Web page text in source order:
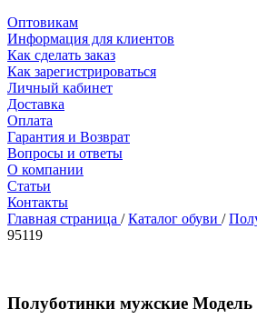
Оптовикам
Информация для клиентов
Как сделать заказ
Как зарегистрироваться
Личный кабинет
Доставка
Оплата
Гарантия и Возврат
Вопросы и ответы
О компании
Статьи
Контакты
Главная страница / Каталог обуви /
95119
Полуботинки мужские Модель